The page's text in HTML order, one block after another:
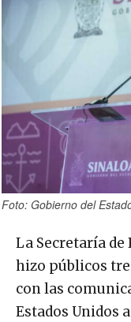
Foto: Gobierno del
La Secretaría de
hizo públicos
con las
Estados Unidos